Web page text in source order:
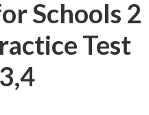
Schools 2
Test